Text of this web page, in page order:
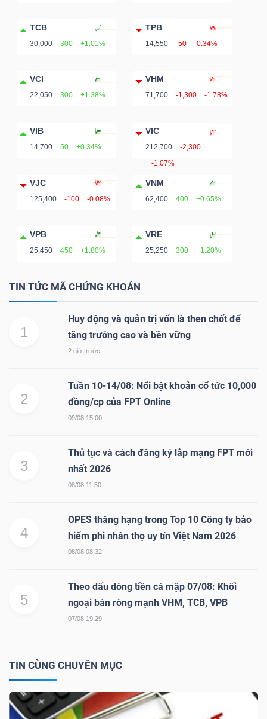
TCB
30,000 300 +1.01%
TPB
14,550 -50 -0.34%
VCI
22,050 300 +1.38%
VHM
71,700 -1,300 -1.78%
VIB
14,700 50 +0.34%
VIC
212,700
-2,300
-1.07%
VJC
125,400 -100 -0.08%
VNM
62,400 400 +0.65%
VPB
25,450 450 +1.80%
VRE
25,250 300 +1.20%
TIN TỨC MÃ CHỨNG KHOÁN
1
Huy động và quản trị vốn là then chốt để
tăng trưởng cao và bền vững
2 giờ trước
2
Tuần 10-14/08: Nổi bật khoản cổ tức 10,000
đồng/cp của FPT Online
09/08 15:00
3
Thủ tục và cách đăng ký lắp mạng FPT mới
nhất 2026
08/08 11:50
4
OPES thăng hạng trong Top 10 Công ty bảo
hiểm phi nhân thọ uy tín Việt Nam 2026
08/08 08:32
5
Theo dấu dòng tiền cá mập 07/08: Khối
ngoại bán ròng mạnh VHM, TCB, VPB
07/08 19:29
TIN CÙNG CHUYÊN MỤC
TIÊU
DÙNG
YẾU
CHĂM
SỨC
KHỎE
TIN
DỊCH
TIỆN
ÍCH